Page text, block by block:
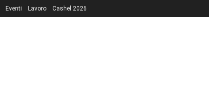
Eventi Lavoro Cashel 2026